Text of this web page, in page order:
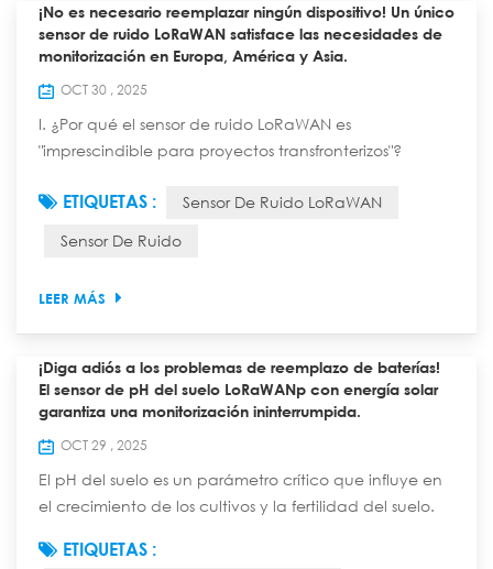
¡No es necesario reemplazar ningún dispositivo! Un único
sensor de ruido LoRaWAN satisface las necesidades de
monitorización en Europa, América y Asia.
OCT 30 , 2025
I. ¿Por qué el sensor de ruido LoRaWAN es
"imprescindible para proyectos transfronterizos"?
protocolos. Quienes han trabajado en proyectos de
ejemplo, la UE utiliza EU868, EE. UU. US915 y China
CN470—....
ETIQUETAS : Sensor De Ruido LoRaWAN
Sensor De Ruido
LEER MÁS
¡Diga adiós a los problemas de reemplazo de baterías!
El sensor de pH del suelo LoRaWANp con energía solar
garantiza una monitorización ininterrumpida.
OCT 29 , 2025
El pH del suelo es un parámetro crítico que influye en
el crecimiento de los cultivos y la fertilidad del suelo.
zonas de restauración ecológica, el monitoreo
ETIQUETAS :